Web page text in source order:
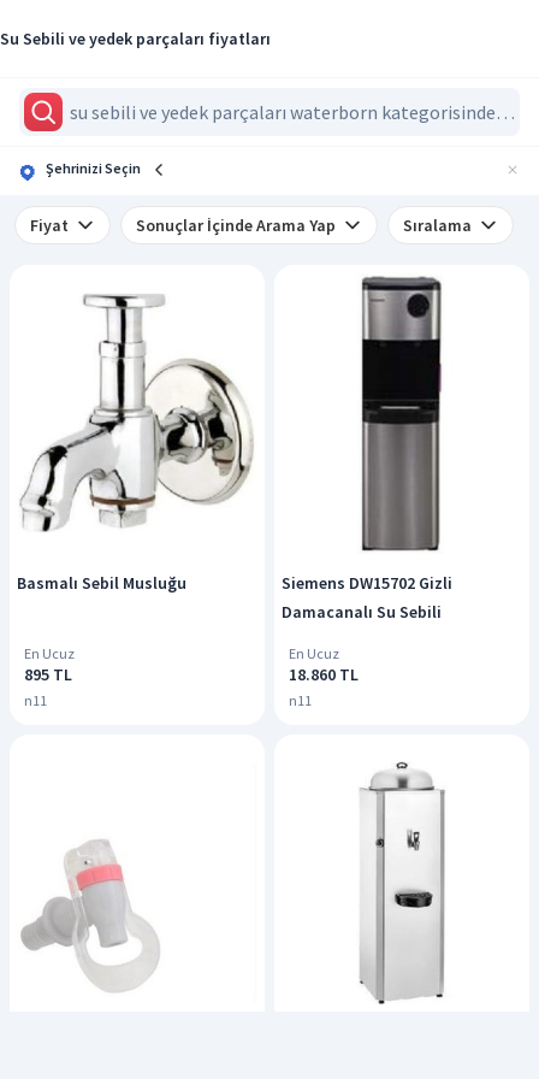
Su Sebili ve yedek parçaları fiyatları
Şehrinizi Seçin
Fiyat Sonuçlar İçinde Arama Yap Sıralama
Basmalı Sebil Musluğu
En Ucuz
895 TL
n11
Siemens DW15702 Gizli
Damacanalı Su Sebili
En Ucuz
18.860 TL
n11